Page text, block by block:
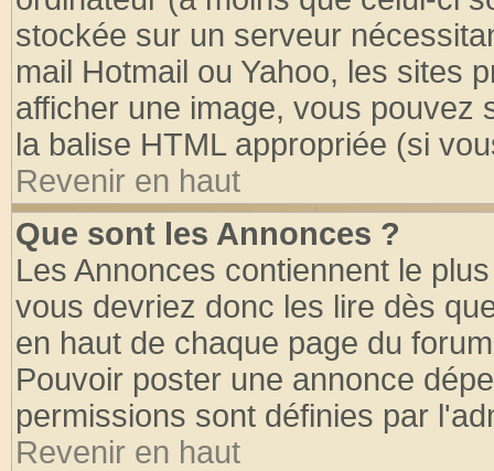
stockée sur un serveur
mail Hotmail ou Yahoo, les sites
afficher une image, vous pouvez
la balise HTML appropriée (si
Revenir en haut
Que sont les Annonces ?
Les Annonces contiennent le
vous devriez donc les lire dès
en haut de chaque page du
Pouvoir poster une annonce
permissions sont définies par
Revenir en haut